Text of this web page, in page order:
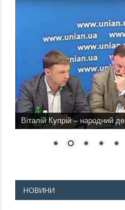
Віталій Купрій – народний
НОВИНИ